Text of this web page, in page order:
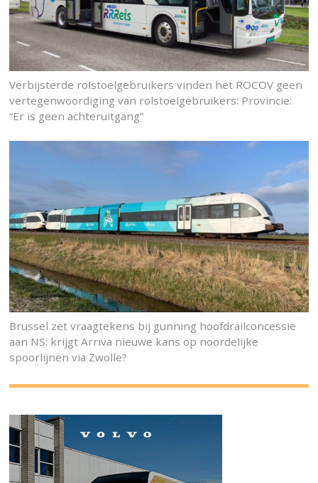
Verbijsterde rolstoelgebruikers vinden het ROCOV geen
vertegenwoordiging van rolstoelgebruikers: Provincie:
“Er is geen achteruitgang”
Brussel zet vraagtekens bij gunning hoofdrailconcessie
aan NS: krijgt Arriva nieuwe kans op noordelijke
spoorlijnen via Zwolle?